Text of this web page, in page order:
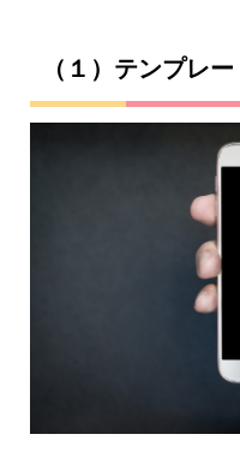
（１）テンプレ